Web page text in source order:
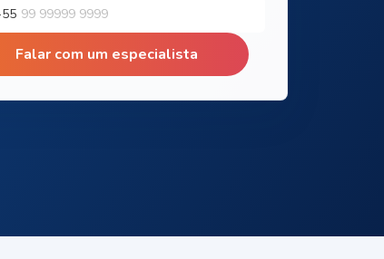
55
Falar com um especialista